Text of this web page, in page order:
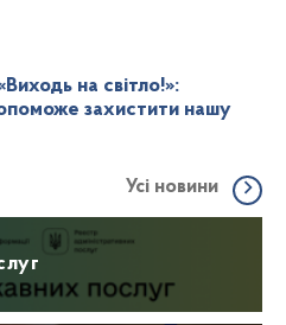
на світло!»:
захистити нашу
Усі новини